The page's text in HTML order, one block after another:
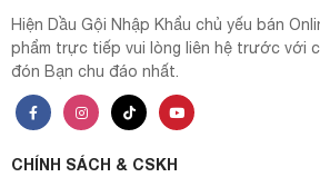
Hiện Dầu Gội Nhập Khẩu chủ yếu bán
phẩm trực tiếp vui lòng liên hệ trước với
đón Bạn chu đáo nhất.
CHÍNH SÁCH & CSKH